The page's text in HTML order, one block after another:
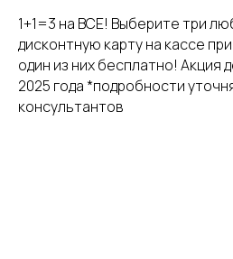
1+1=3 на ВСЕ! Выберите три
дисконтную карту на кассе
один из них бесплатно! Акция
2025 года *подробности
консультантов